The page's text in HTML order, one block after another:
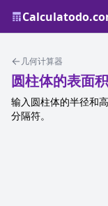
几何计算器
圆柱体的表面积
输入圆柱体的半径和
分隔符。